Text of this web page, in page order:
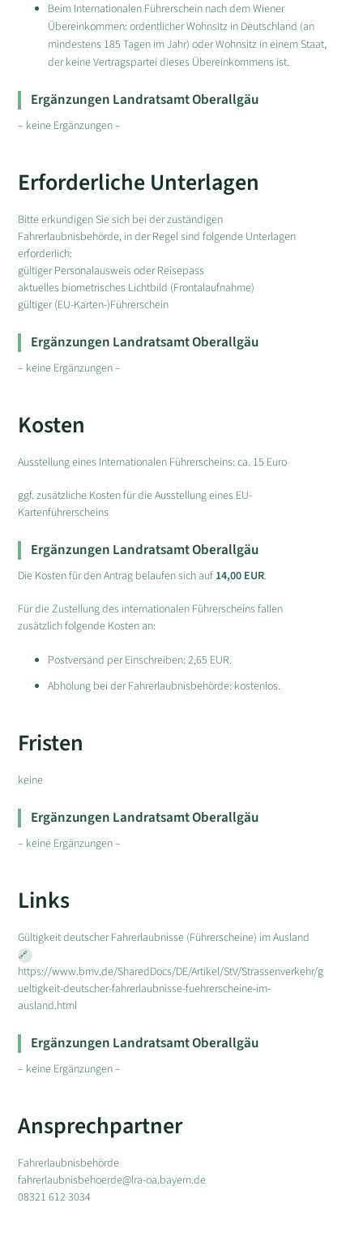
Beim Internationalen Führerschein nach dem Wiener
Übereinkommen: ordentlicher Wohnsitz in Deutschland (an
mindestens 185 Tagen im Jahr) oder Wohnsitz in einem Staat,
der keine Vertragspartei dieses Übereinkommens ist.
Ergänzungen Landratsamt Oberallgäu
– keine Ergänzungen –
Erforderliche Unterlagen
Bitte erkundigen Sie sich bei der zuständigen
Fahrerlaubnisbehörde, in der Regel sind folgende Unterlagen
erforderlich:
gültiger Personalausweis oder Reisepass
aktuelles biometrisches Lichtbild (Frontalaufnahme)
gültiger (EU-Karten-)Führerschein
Ergänzungen Landratsamt Oberallgäu
– keine Ergänzungen –
Kosten
Ausstellung eines Internationalen Führerscheins: ca. 15 Euro
ggf. zusätzliche Kosten für die Ausstellung eines EU-
Kartenführerscheins
Ergänzungen Landratsamt Oberallgäu
Die Kosten für den Antrag belaufen sich auf 14,00 EUR.
Für die Zustellung des internationalen Führerscheins fallen
zusätzlich folgende Kosten an:
Postversand per Einschreiben: 2,65 EUR.
Abholung bei der Fahrerlaubnisbehörde: kostenlos.
Fristen
keine
Ergänzungen Landratsamt Oberallgäu
– keine Ergänzungen –
Links
Gültigkeit deutscher Fahrerlaubnisse (Führerscheine) im Ausland
https://www.bmv.de/SharedDocs/DE/Artikel/StV/Strassenverkehr/g
ueltigkeit-deutscher-fahrerlaubnisse-fuehrerscheine-im-
ausland.html
Ergänzungen Landratsamt Oberallgäu
– keine Ergänzungen –
Ansprechpartner
Fahrerlaubnisbehörde
fahrerlaubnisbehoerde@lra-oa.bayern.de
08321 612 3034